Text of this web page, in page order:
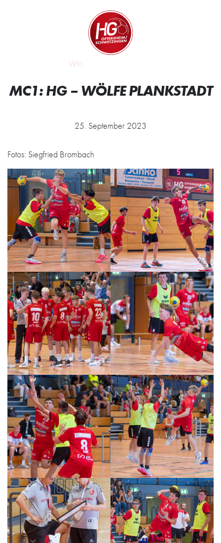
Zur Startseite
MC1: HG – WÖLFE PLANKSTADT
25. September 2023
Fotos: Siegfried Brombach